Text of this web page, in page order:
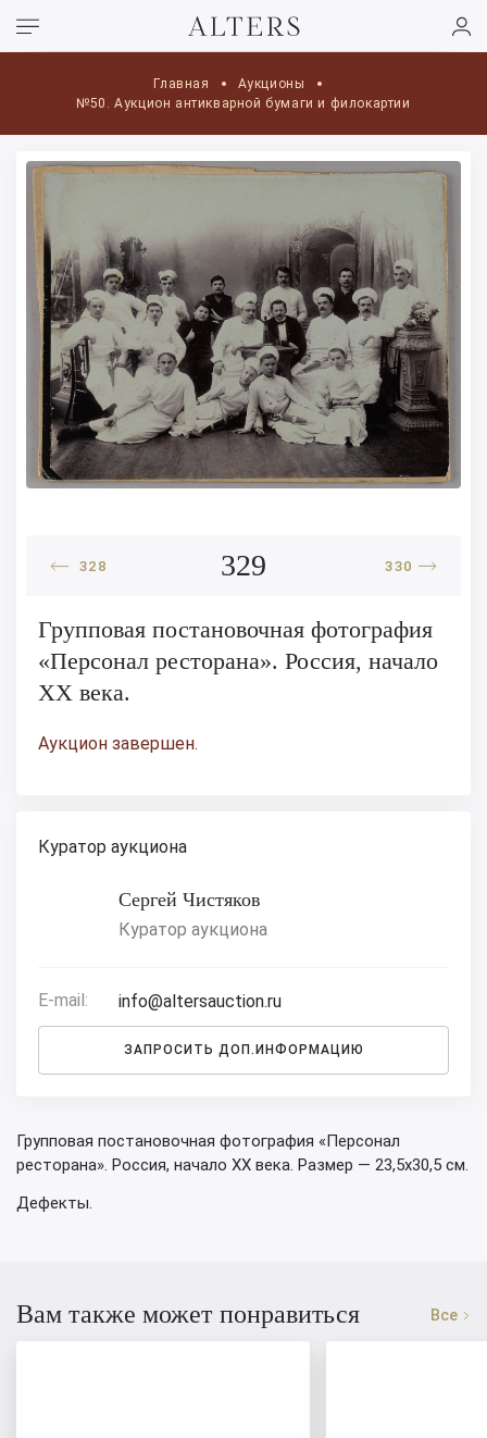
Главная
Аукционы
№50. Аукцион антикварной бумаги и филокартии
328 329 330
Групповая постановочная фотография
«Персонал ресторана». Россия, начало
XX века.
Аукцион завершен.
Куратор аукциона
Сергей Чистяков
Куратор аукциона
E-mail: info@altersauction.ru
ЗАПРОСИТЬ ДОП.ИНФОРМАЦИЮ
Групповая постановочная фотография «Персонал
ресторана». Россия, начало XX века. Размер — 23,5х30,5 см.
Дефекты.
Вам также может понравиться Все